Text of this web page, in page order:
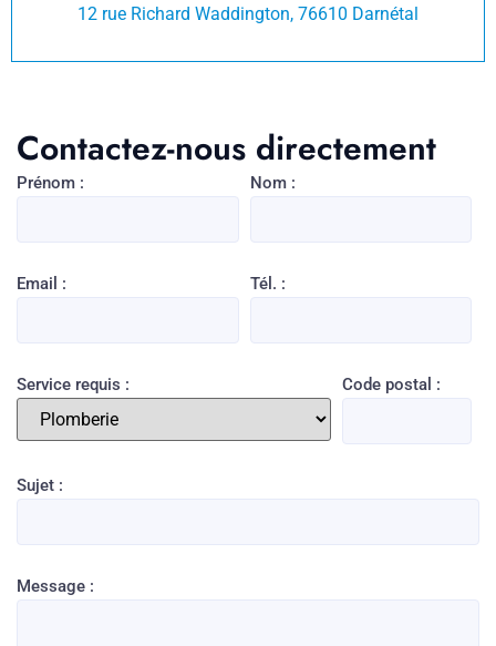
12 rue Richard Waddington, 76610 Darnétal
Contactez-nous directement
Prénom : Nom :
Email : Tél. :
Service requis : Code postal :
Sujet :
Message :